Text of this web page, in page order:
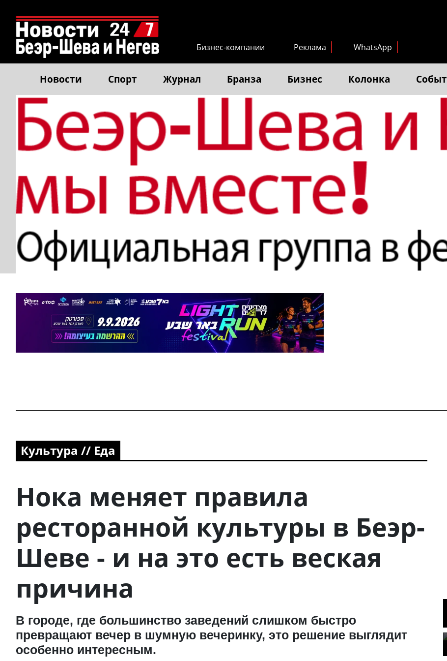
Бизнес-компании Реклама WhatsApp
Новости Спорт Журнал Бранза Бизнес Колонка
Культура // Еда
Нока меняет правила
ресторанной культуры в Беэр-
Шеве - и на это есть веская
причина
В городе, где большинство заведений слишком быстро
превращают вечер в шумную вечеринку, это решение выглядит
особенно интересным.